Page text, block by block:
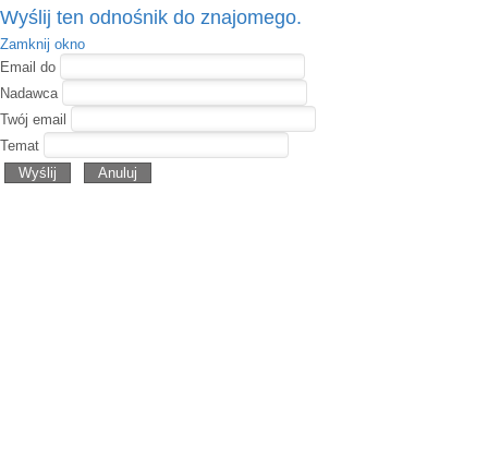
Wyślij ten odnośnik do znajomego.
Zamknij okno
Email do
Nadawca
Twój email
Temat
Wyślij
Anuluj